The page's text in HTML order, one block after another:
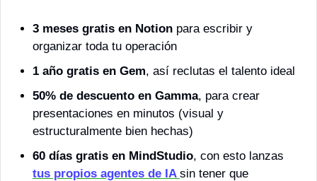
3 meses gratis en Notion para escribir y
organizar toda tu operación
1 año gratis en Gem, así reclutas el talento ideal
50% de descuento en Gamma, para crear
presentaciones en minutos (visual y
estructuralmente bien hechas)
60 días gratis en MindStudio
tus propios agentes de IA sin tener que